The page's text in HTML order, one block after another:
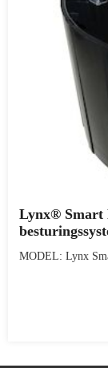
Lynx® Smart
MODEL: Lynx